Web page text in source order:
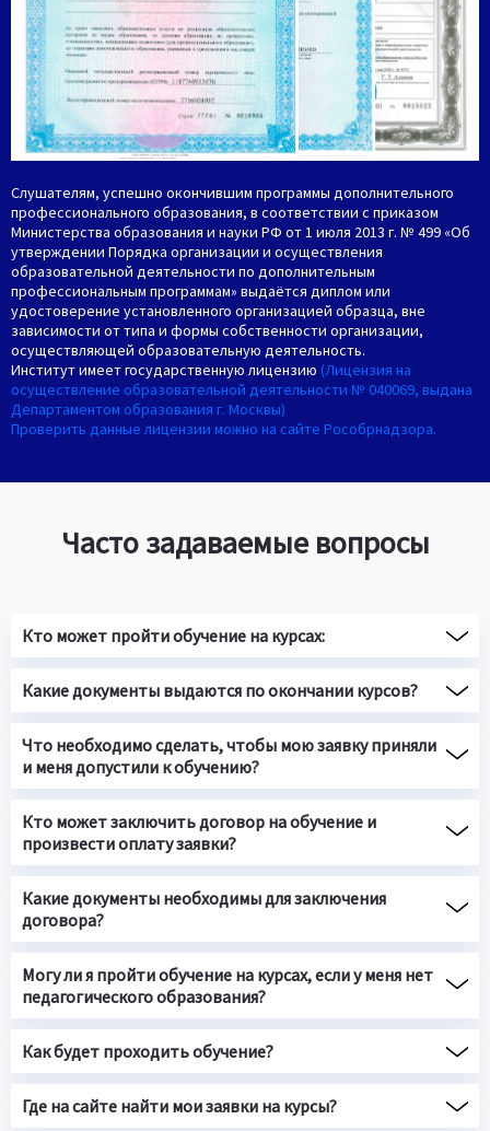
Слушателям, успешно окончившим программы дополнительного
профессионального образования, в соответствии с приказом
Министерства образования и науки РФ от 1 июля 2013 г. № 499 «Об
утверждении Порядка организации и осуществления
образовательной деятельности по дополнительным
профессиональным программам» выдаётся диплом или
удостоверение установленного организацией образца, вне
зависимости от типа и формы собственности организации,
осуществляющей образовательную деятельность.
Институт имеет государственную лицензию (Лицензия на
осуществление образовательной деятельности № 040069, выдана
Департаментом образования г. Москвы)
Проверить данные лицензии можно на сайте Рособрнадзора.
Часто задаваемые вопросы
Кто может пройти обучение на курсах:
Какие документы выдаются по окончании курсов?
Что необходимо сделать, чтобы мою заявку приняли
и меня допустили к обучению?
Кто может заключить договор на обучение и
произвести оплату заявки?
Какие документы необходимы для заключения
договора?
Могу ли я пройти обучение на курсах, если у меня нет
педагогического образования?
Как будет проходить обучение?
Где на сайте найти мои заявки на курсы?